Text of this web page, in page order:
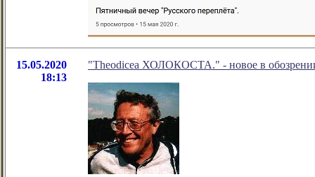
15.05.2020
18:13
"Theodicea ХОЛОКОСТА." - новое в